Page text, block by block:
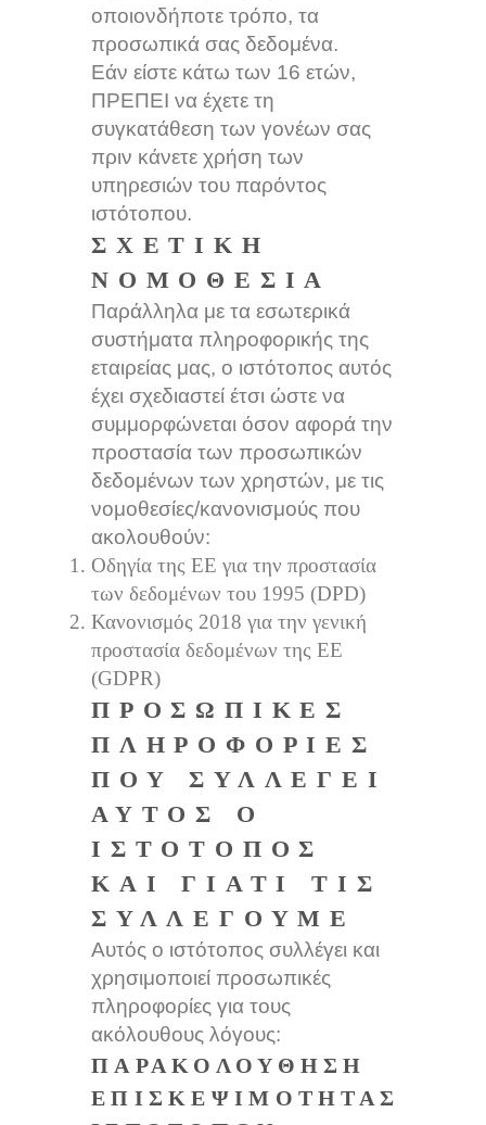
οποιονδήποτε τρόπο, τα
προσωπικά σας δεδομένα.
Εάν είστε κάτω των 16 ετών,
ΠΡΕΠΕΙ να έχετε τη
συγκατάθεση των γονέων σας
πριν κάνετε χρήση των
υπηρεσιών του παρόντος
ιστότοπου.
ΣΧΕΤΙΚΉ
ΝΟΜΟΘΕΣΊΑ
Παράλληλα με τα εσωτερικά
συστήματα πληροφορικής της
εταιρείας μας, ο ιστότοπος αυτός
έχει σχεδιαστεί έτσι ώστε να
συμμορφώνεται όσον αφορά την
προστασία των προσωπικών
δεδομένων των χρηστών, με τις
νομοθεσίες/κανονισμούς που
ακολουθούν:
Οδηγία της ΕΕ για την προστασία
των δεδομένων του 1995 (DPD)
Κανονισμός 2018 για την γενική
προστασία δεδομένων της ΕΕ
(GDPR)
ΠΡΟΣΩΠΙΚΈΣ
ΠΛΗΡΟΦΟΡΊΕΣ
ΠΟΥ ΣΥΛΛΈΓΕΙ
ΑΥΤΌΣ Ο
ΙΣΤΌΤΟΠΟΣ
ΚΑΙ ΓΙΑΤΊ ΤΙΣ
ΣΥΛΛΈΓΟΥΜΕ
Αυτός ο ιστότοπος συλλέγει και
χρησιμοποιεί προσωπικές
πληροφορίες για τους
ακόλουθους λόγους:
ΠΑΡΑΚΟΛΟΎΘΗΣΗ
ΕΠΙΣΚΕΨΙΜΌΤΗΤΑΣ